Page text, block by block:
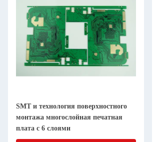
SMT и технология поверхностного
монтажа многослойная печатная
плата с 6 слоями